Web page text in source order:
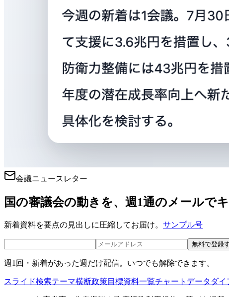
会議ニュースレター
国の審議会の動きを、週1通のメールで
新着資料を要点の見出しに圧縮してお届け。 サンプル号
無料で登録
週1回・新着があった週だけ配信。いつでも解除できます。
スライド検索テーマ横断政策目標資料一覧チャートデータ ダイ